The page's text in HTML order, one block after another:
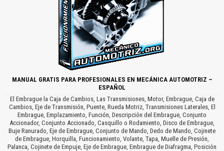
MANUAL GRATIS PARA PROFESIONALES EN MECÁNICA AUTOMOTRIZ –
ESPAÑOL
El Embrague la Caja de Cambios, Las Transmisiones, Motor, Embrague, Caja de
Cambios, Eje de Transmisión, Puente, Rueda Motriz, Transmisiones Laterales, El
Embrague, Emplazamiento, Función, Descripción del Embrague, Conjunto
Accionador, Conjunto Accionado, Casquillo o Rodamiento, Disco de Embrague,
Buje Ranurado, Eje de Embrague, Conjunto de Mando, Dedo de Mando, Cojinete
de Embrague, Horquilla, Funcionamiento, Volante, Tapa, Muelle de Presión,
Palanca, Cojinete de Empuje, Eje de Embrague, Embrague de Diafragma, Posición